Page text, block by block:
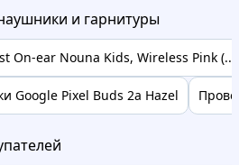
и гарнитуры
On-ear Nouna Kids, Wireless Pink (...
Google Pixel Buds 2a Hazel